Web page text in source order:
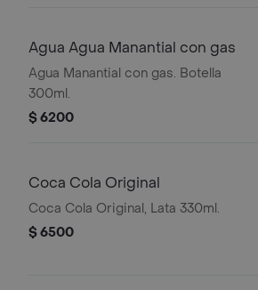
Agua Agua Manantial con gas
Agua Manantial con gas. Botella
300ml.
$ 6200
Coca Cola Original
Coca Cola Original, Lata 330ml.
$ 6500